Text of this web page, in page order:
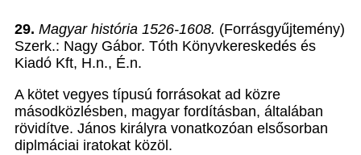
29. Magyar história 1526-1608. (Forrásgyűjtemény)
Szerk.: Nagy Gábor. Tóth Könyvkereskedés és
Kiadó Kft, H.n., É.n.
A kötet vegyes típusú forrásokat ad közre
másodközlésben, magyar fordításban, általában
rövidítve. János királyra vonatkozóan elsősorban
diplmáciai iratokat közöl.